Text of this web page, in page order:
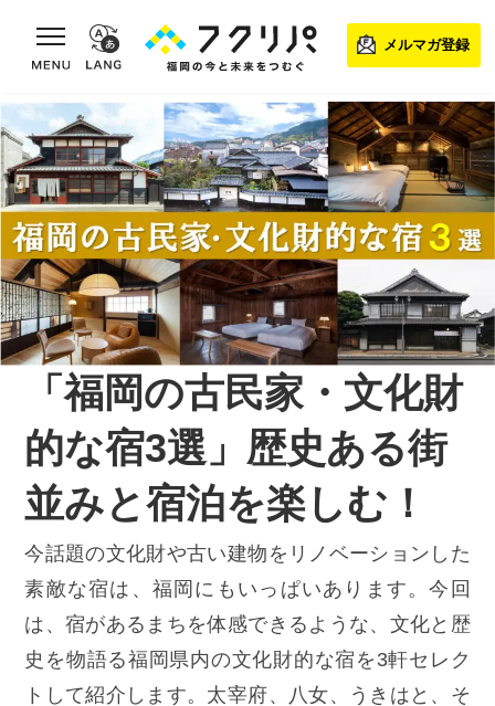
toggle navigation
メルマガ登録
「福岡の古民家・文化財
的な宿3選」歴史ある街
並みと宿泊を楽しむ！
今話題の文化財や古い建物をリノベーションした
素敵な宿は、福岡にもいっぱいあります。今回
は、宿があるまちを体感できるような、文化と歴
史を物語る福岡県内の文化財的な宿を3軒セレク
トして紹介します。太宰府、八女、うきはと、そ